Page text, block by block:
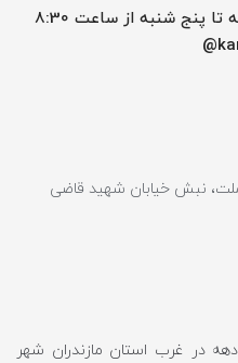
ساعت کار فروشگاه حضوری : شنبه تا پنج شنبه از ساعت 8:30
ملت، نبش خیابان شهید قاضی
در غرب استان مازندران شهر